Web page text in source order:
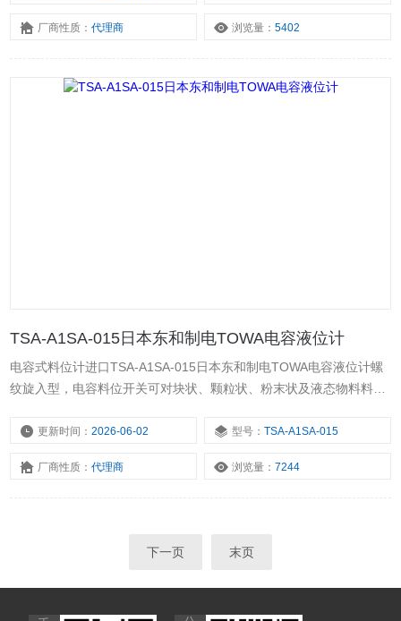
厂商性质：代理商 浏览量：5402
TSA-A1SA-015日本东和制电TOWA电容液位计
电容式料位计进口TSA-A1SA-015日本东和制电TOWA电容液位计螺
纹旋入型，电容料位开关可对块状、颗粒状、粉末状及液态物料料仓
煤炭、水泥、粮食等行业中应用广泛。
更新时间：2026-06-02 型号：TSA-A1SA-015
厂商性质：代理商 浏览量：7244
下一页 末页